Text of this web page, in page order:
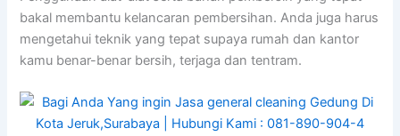
bakal membantu kelancaran pembersihan. Anda juga harus
mengetahui teknik yang tepat supaya rumah dan kantor
kamu benar-benar bersih, terjaga dan tentram.